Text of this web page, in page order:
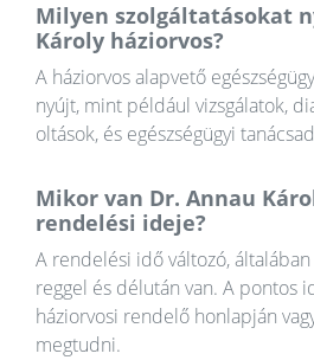
Milyen szolgáltatásokat
Károly háziorvos?
A háziorvos alapvető
nyújt, mint például vizsgálatok,
oltások, és egészségügyi
Mikor van Dr. Annau
rendelési ideje?
A rendelési idő változó,
reggel és délután van. A pontos
háziorvosi rendelő honlapján
megtudni.